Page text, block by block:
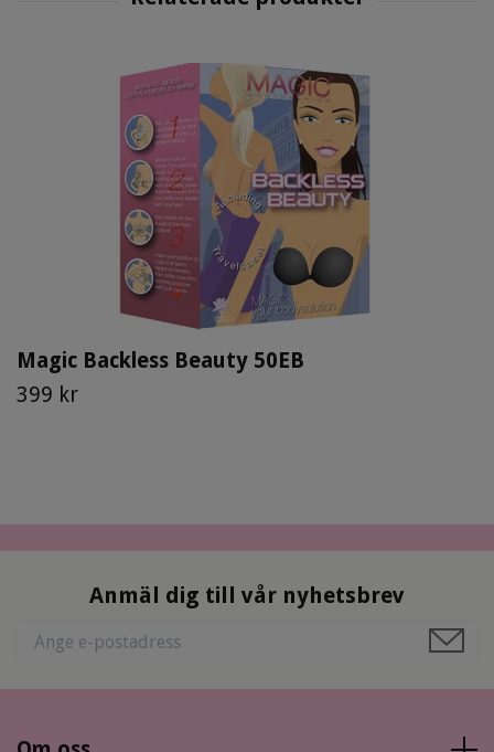
Magic Backless Beauty 50EB
399 kr
Anmäl dig till vår nyhetsbrev